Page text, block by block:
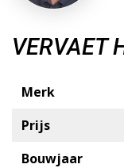
VERVAET
Merk
Prijs
Bouwjaar